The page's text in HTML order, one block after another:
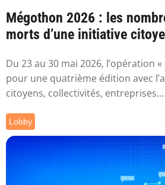
Mégothon 2026 : les
morts d’une initiative
Du 23 au 30 mai 2026, l’opération
pour une quatrième édition avec
citoyens, collectivités, entreprises...
Lobby